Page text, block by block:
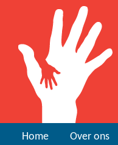
Home Over ons